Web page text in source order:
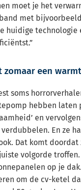
moet je het
met
huidige technologie
zomaar een
soms
hebben laten
en
verdubbelen. En ze
Dat komt
volgorde
op je
om de cv-ketel